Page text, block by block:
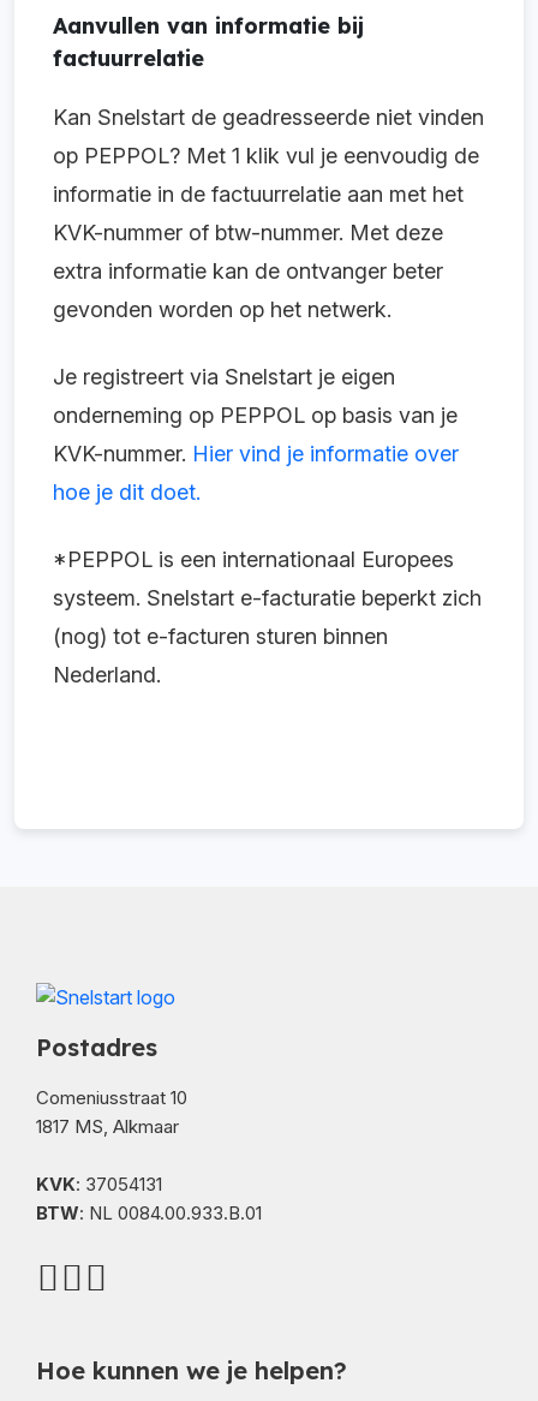
Aanvullen van informatie bij
factuurrelatie
Kan Snelstart de geadresseerde niet vinden
op PEPPOL? Met 1 klik vul je eenvoudig de
informatie in de factuurrelatie aan met het
KVK-nummer of btw-nummer. Met deze
extra informatie kan de ontvanger beter
gevonden worden op het netwerk.
Je registreert via Snelstart je eigen
onderneming op PEPPOL op basis van je
KVK-nummer. Hier vind je informatie over
hoe je dit doet.
*PEPPOL is een internationaal Europees
systeem. Snelstart e-facturatie beperkt zich
(nog) tot e-facturen sturen binnen
Nederland.
Postadres
Comeniusstraat 10
1817 MS, Alkmaar
KVK: 37054131
BTW: NL 0084.00.933.B.01
Hoe kunnen we je helpen?